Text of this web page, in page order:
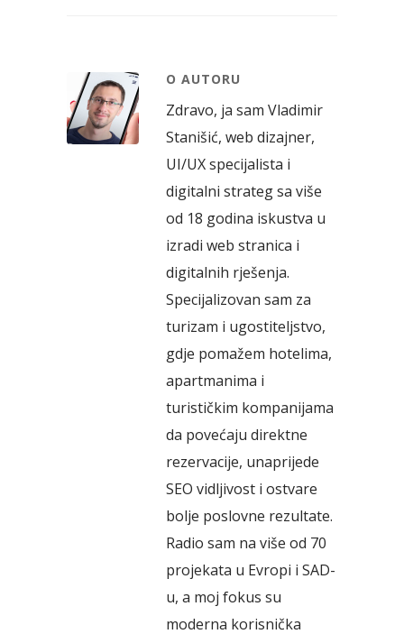
O AUTORU
Zdravo, ja sam Vladimir
Stanišić, web dizajner,
UI/UX specijalista i
digitalni strateg sa više
od 18 godina iskustva u
izradi web stranica i
digitalnih rješenja.
Specijalizovan sam za
turizam i ugostiteljstvo,
gdje pomažem hotelima,
apartmanima i
turističkim kompanijama
da povećaju direktne
rezervacije, unaprijede
SEO vidljivost i ostvare
bolje poslovne rezultate.
Radio sam na više od 70
projekata u Evropi i SAD-
u, a moj fokus su
moderna korisnička